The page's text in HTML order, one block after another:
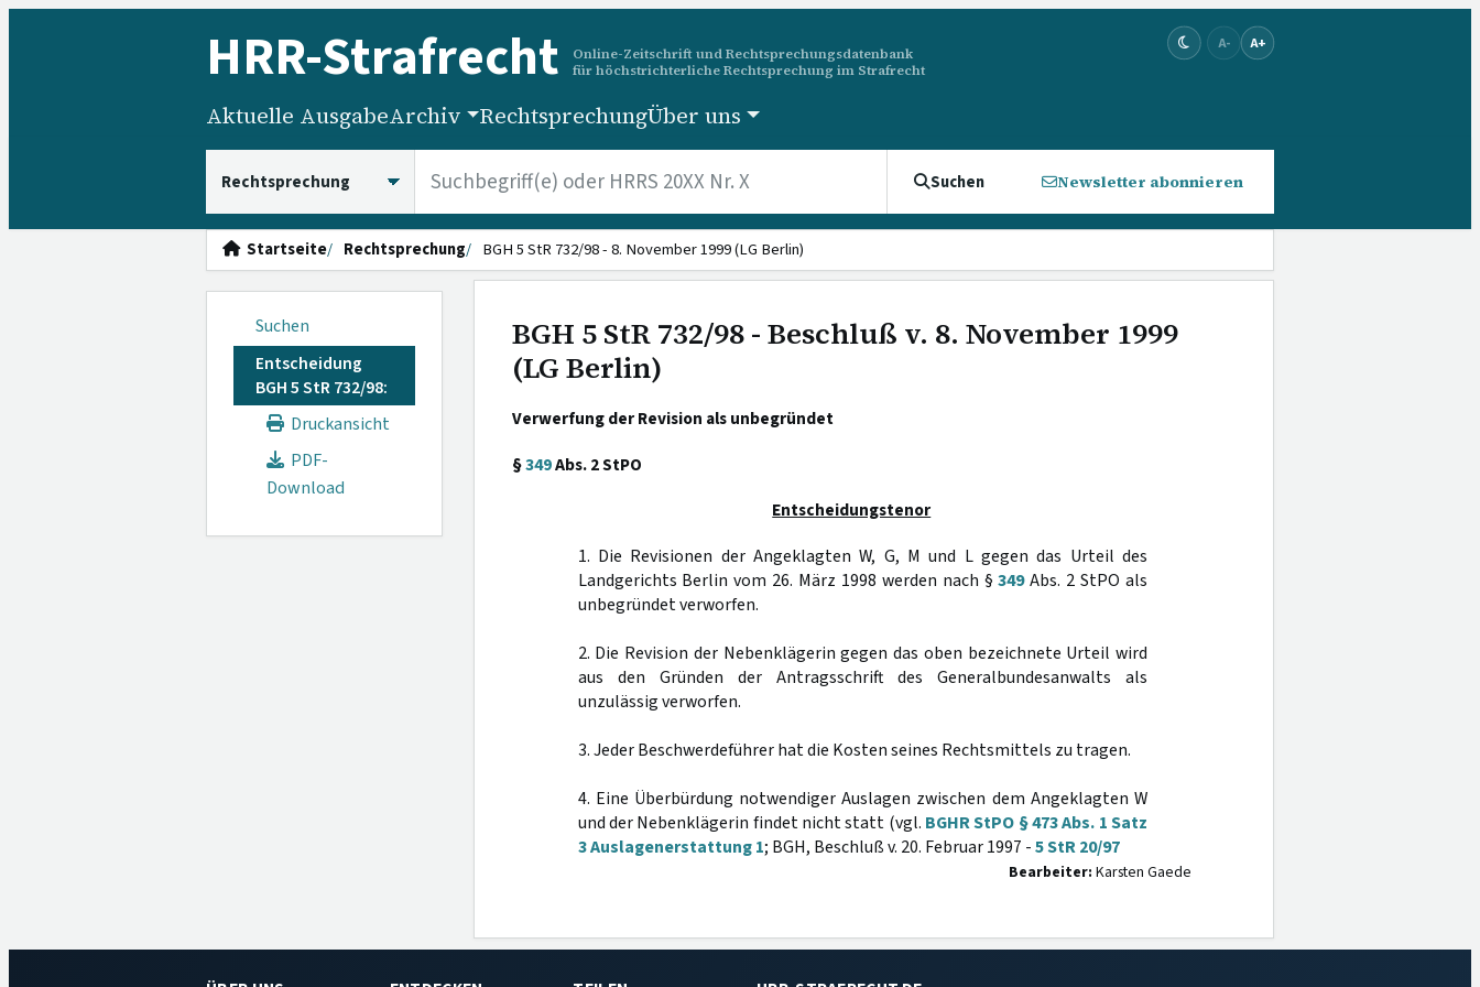
HRR-Strafrecht
Online-Zeitschrift und Rechtsprechungsdatenbank
für höchstrichterliche Rechtsprechung im Strafrecht
A- A+
Aktuelle AusgabeArchiv RechtsprechungÜber uns
Suchen Newsletter abonnieren
Startseite Rechtsprechung BGH 5 StR 732/98 - 8. November 1999 (LG Berlin)
Suchen
Entscheidung
BGH 5 StR 732/98:
Druckansicht
PDF-
Download
BGH 5 StR 732/98 - Beschluß v. 8. November 1999
(LG Berlin)
Verwerfung der Revision als unbegründet
§349Abs. 2 StPO
Entscheidungstenor
1. Die Revisionen der Angeklagten W, G, M und L gegen das Urteil des
Landgerichts Berlin vom 26. März 1998 werden nach §349Abs. 2 StPO als
unbegründet verworfen.
2. Die Revision der Nebenklägerin gegen das oben bezeichnete Urteil wird
aus den Gründen der Antragsschrift des Generalbundesanwalts als
unzulässig verworfen.
3. Jeder Beschwerdeführer hat die Kosten seines Rechtsmittels zu tragen.
4. Eine Überbürdung notwendiger Auslagen zwischen dem Angeklagten W
und der Nebenklägerin findet nicht statt (vgl. BGHR StPO § 473 Abs. 1 Satz
3 Auslagenerstattung 1; BGH, Beschluß v. 20. Februar 1997 -5 StR 20/97
Bearbeiter: Karsten Gaede